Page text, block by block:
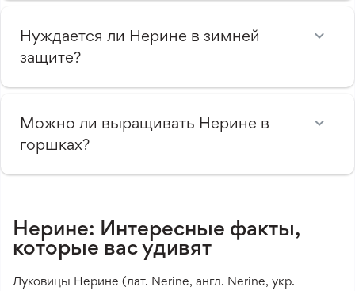
Нуждается ли Нерине в зимней
защите?
Можно ли выращивать Нерине в
горшках?
Нерине: Интересные факты,
которые вас удивят
Луковицы Нерине (лат. Nerine, англ. Nerine, укр.